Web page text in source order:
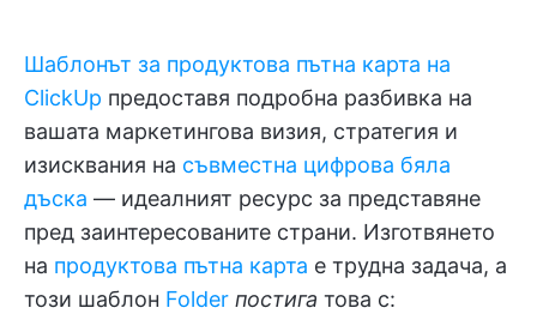
Шаблонът за продуктова пътна карта на
ClickUp предоставя подробна разбивка на
вашата маркетингова визия, стратегия и
изисквания на съвместна цифрова бяла
дъска — идеалният ресурс за представяне
пред заинтересованите страни. Изготвянето
на продуктова пътна карта е трудна задача, а
този шаблон Folder постига това с: